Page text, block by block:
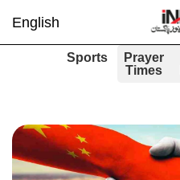
English
Prayer
Times
Sports